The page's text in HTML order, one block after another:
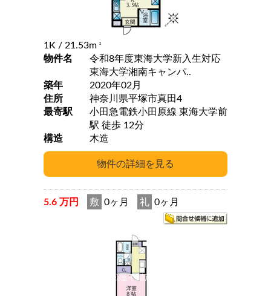
1K / 21.53m 2
物件名
令和8年度東海大学新入生対応
東海大学湘南キャンパ..
築年
2020年02月
住所
神奈川県平塚市真田4
最寄駅
小田急電鉄小田原線 東海大学前
駅 徒歩 12分
構造
木造
5.6 万円 敷 0ヶ月 礼 0ヶ月